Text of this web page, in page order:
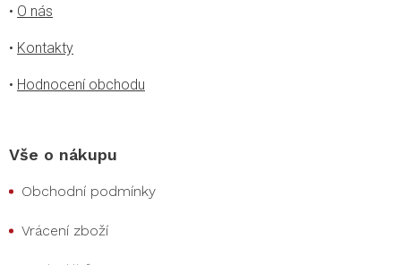
• O nás
• Kontakty
• Hodnocení obchodu
Vše o nákupu
Obchodní podmínky
Vrácení zboží